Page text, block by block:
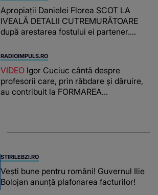
Apropiații Danielei Florea SCOT LA
IVEALĂ DETALII CUTREMURĂTOARE
după arestarea fostului ei partener.
românca ucisă în Italia și ascunsă în
lada unui pat: " Îmi pare rău că nu am
reușit să fac mai mult pentru ea și..."
RADIOIMPULS.RO
VIDEO Igor Cuciuc cântă despre
profesorii care, prin răbdare și dăruire,
au contribuit la FORMAREA
chiar și după trecerea anilor: "De
STIRILEBZI.RO
Vești bune pentru români! Guvernul Ilie
Bolojan anunță plafonarea facturilor!